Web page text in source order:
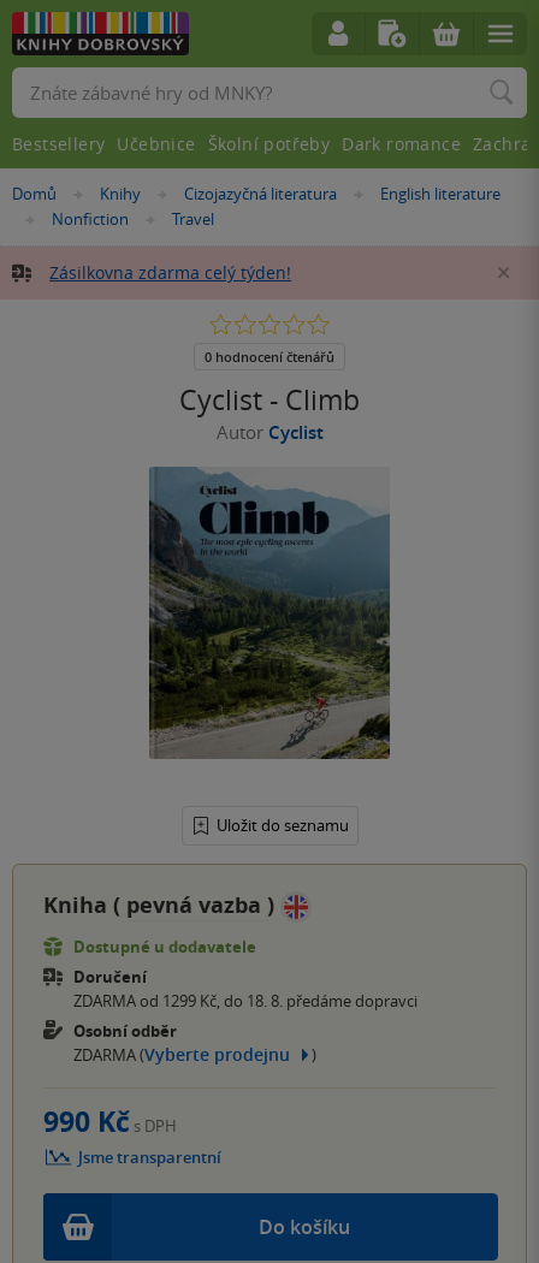
Nacházíte
Domů »Knihy »Cizojazyčná literatura »
English literature
»
Nonfiction »
Travel
Zásilkovna zdarma celý týden!
Cyclist - Climb
Autor Cyclist
Uložit do seznamu
0.0
5
0 hodnocení čtenářů
Kniha ( pevná vazba )
Dostupné u dodavatele
Doručení
ZDARMA od 1299 Kč, do 18. 8. předáme dopravci
Osobní odběr
ZDARMA (Vyberte prodejnu )
Do košíku
990 Kč s DPH
Jsme transparentní
Vyhledávání
Bestsellery Učebnice Školní potřeby Dark romance